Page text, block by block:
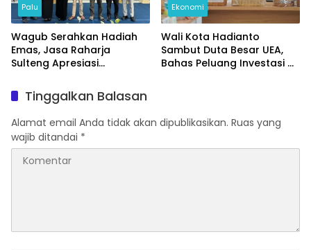
Palu
Wagub Serahkan Hadiah
Emas, Jasa Raharja
Sulteng Apresiasi
Ekonomi
Wali Kota Hadianto
Sambut Duta Besar UEA,
Bahas Peluang Investasi di
Tinggalkan Balasan
Alamat email Anda tidak akan dipublikasikan. Ruas yang
wajib ditandai *